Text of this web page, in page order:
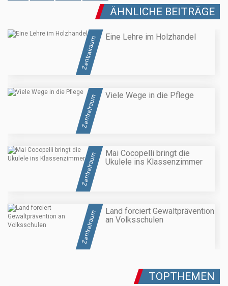
ÄHNLICHE BEITRÄGE
Zentralraum Eine Lehre im Holzhandel
Zentralraum Viele Wege in die Pflege
Zentralraum
Mai Cocopelli bringt die
Ukulele ins Klassenzimmer
Zentralraum
Land forciert Gewaltprävention
an Volksschulen
TOPTHEMEN